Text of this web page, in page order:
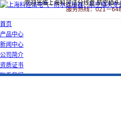
欢迎光临上海科迎法分线盒,航空插
服务热线：021－
首页
产品中心
新闻中心
公司简介
资质证书
联系我们